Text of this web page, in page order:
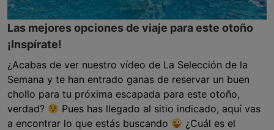
Las mejores opciones de viaje para este otoño
¡Inspírate!
¿Acabas de ver nuestro vídeo de La Selección de la
Semana y te han entrado ganas de reservar un buen
chollo para tu próxima escapada para este otoño,
verdad?
Pues has llegado al sitio indicado, aquí vas
a encontrar lo que estás buscando
¿Cuál es el